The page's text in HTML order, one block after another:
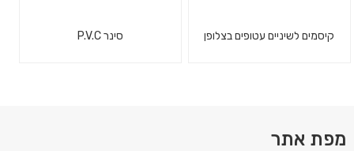
קיסמים לשיניים עטופים בצלופן סינר P.V.C
מפת אתר